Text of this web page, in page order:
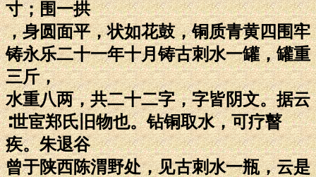
寸；围一拱
，身圆面平，状如花鼓，铜质青黄四围牢
铸永乐二十一年十月铸古刺水一罐，罐重
三斤，
水重八两，共二十二字，字皆阴文。据云
∶世宦郑氏旧物也。钻铜取水，可疗瞽
疾。朱退谷
曾于陕西陈渭野处，见古刺水一瓶，云是